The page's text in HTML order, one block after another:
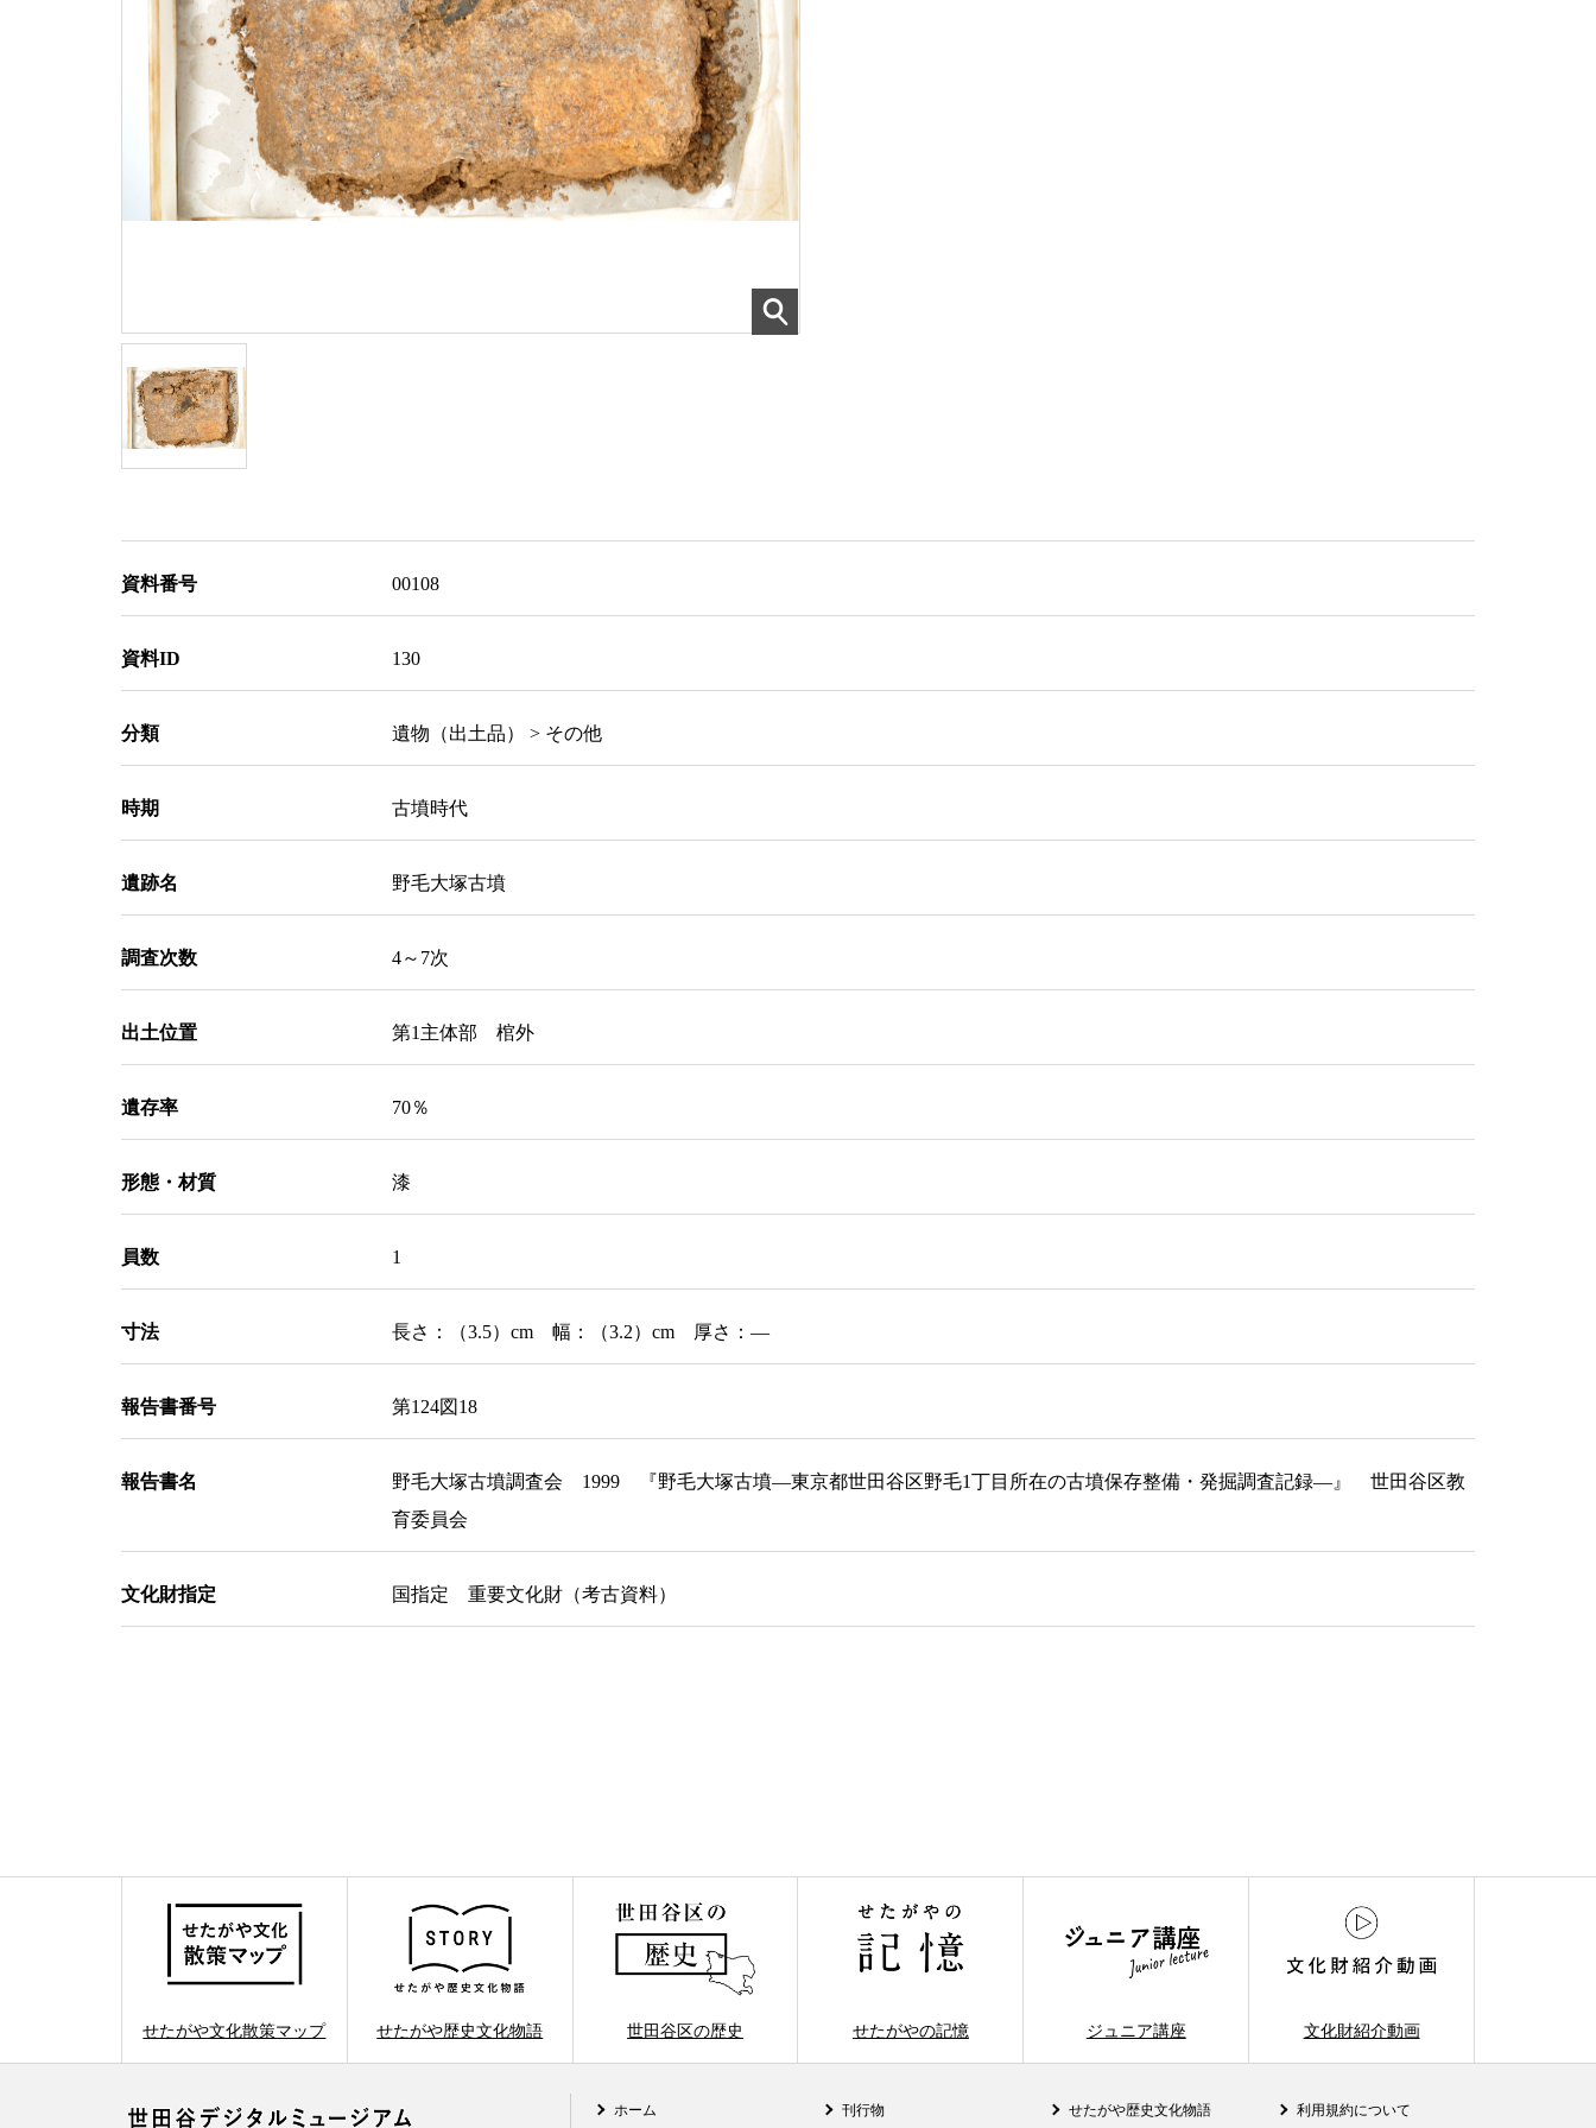
資料番号 00108
資料ID 130
分類 遺物（出土品） > その他
時期 古墳時代
遺跡名 野毛大塚古墳
調査次数 4～7次
出土位置 第1主体部 棺外
遺存率 70％
形態・材質 漆
員数 1
寸法 長さ：（3.5）cm 幅：（3.2）cm 厚さ：―
報告書番号 第124図18
報告書名
野毛大塚古墳調査会 1999 『野毛大塚古墳―東京都世田谷区野毛1丁目所在の古墳保存整備・発掘調査記録―』 世田谷区教
育委員会
文化財指定 国指定 重要文化財（考古資料）
せたがや文化散策マップ せたがや歴史文化物語 世田谷区の歴史 せたがやの記憶 ジュニア講座 文化財紹介動画
ホーム 刊行物 せたがや歴史文化物語 利用規約について